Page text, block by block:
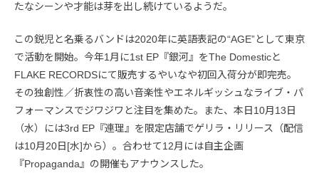
たなシーンや才能は芽を出し続けているようだ。
この鋭児と名乗るバンドは2020年に英語表記の“AGE”として東京
で活動を開始。今年1月に1st EP『銀河』をThe Domesticと
FLAKE RECORDSにて販売するやいなや初回入荷分が即完売。
その独創性／折衷性の高い音楽性やエネルギッシュなライブ・パ
フォーマンスでジワジワと注目を集めた。また、本日10月13日
（水）には3rd EP『連理』を限定店舗でゲリラ・リリース（配信
は10月20日[水]から）。合わせて12月には自主企画
『Propaganda』の開催もアナウンスした。